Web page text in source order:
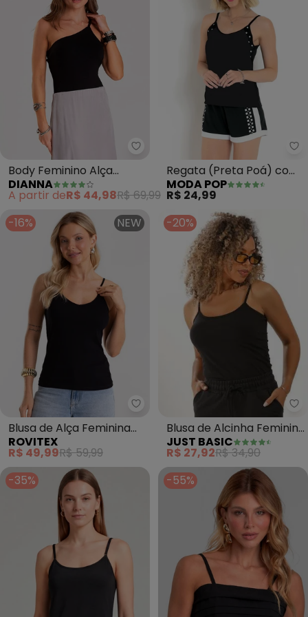
Dianna - Body Feminino Alça
Body Feminino Alça
Trançada (Preto)
DIANNA
A partir deR$ 44,98R$ 69,99
Regata (Preta Poá) com
Alcinhas e Recortes
MODA POP
R$ 24,99
-16%
NEW
Rovitex - Blusa de Alça
Blusa de Alça Feminina
Canelada (Preto)
ROVITEX
R$ 49,99R$ 59,99
-20%
Blusa de Alcinha Feminina
(Preto)
JUST BASIC
R$ 27,92R$ 34,90
-35%
-55%